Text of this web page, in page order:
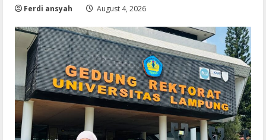
Ferdi ansyah August 4, 2026
2
VL
Office 2021 Home & Student 64 bit ISO
Image .tоr𝚛еnt
August 7, 2026
VL
Microsoft Office Auto-Activated
.tо𝚛𝚛еnt